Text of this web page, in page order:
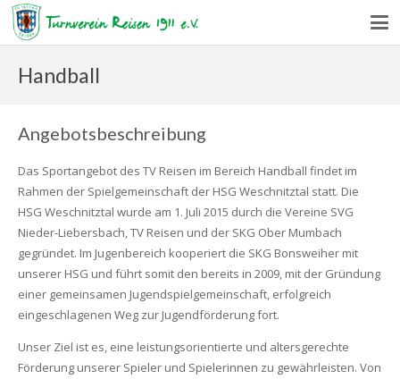
Handball
Angebotsbeschreibung
Das Sportangebot des TV Reisen im Bereich Handball findet im
Rahmen der Spielgemeinschaft der HSG Weschnitztal statt. Die
HSG Weschnitztal wurde am 1. Juli 2015 durch die Vereine SVG
Nieder-Liebersbach, TV Reisen und der SKG Ober Mumbach
gegründet. Im Jugenbereich kooperiert die SKG Bonsweiher mit
unserer HSG und führt somit den bereits in 2009, mit der Gründung
einer gemeinsamen Jugendspielgemeinschaft, erfolgreich
eingeschlagenen Weg zur Jugendförderung fort.
Unser Ziel ist es, eine leistungsorientierte und altersgerechte
Förderung unserer Spieler und Spielerinnen zu gewährleisten. Von